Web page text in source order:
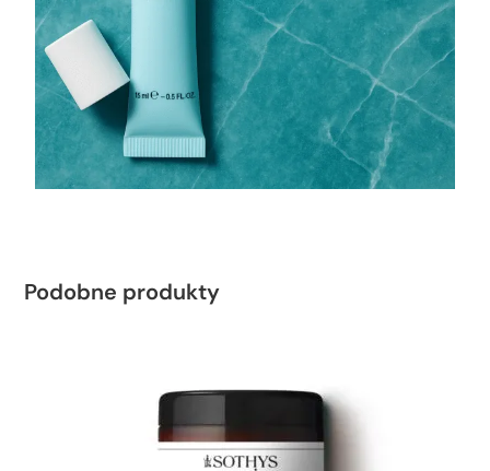
Podobne produkty